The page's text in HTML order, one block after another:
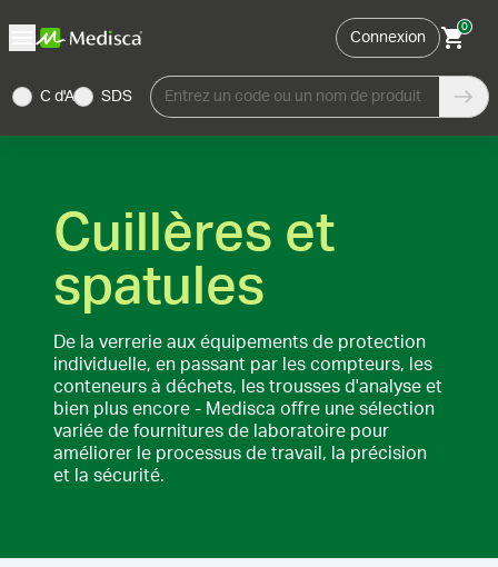
Connexion
0
C d'A SDS Entrez un code ou un nom de produit
Cuillères et
spatules
De la verrerie aux équipements de protection
individuelle, en passant par les compteurs, les
conteneurs à déchets, les trousses d'analyse et
bien plus encore - Medisca offre une sélection
variée de fournitures de laboratoire pour
améliorer le processus de travail, la précision
et la sécurité.